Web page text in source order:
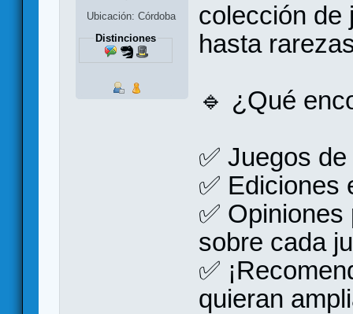
Ubicación: Córdoba
Distinciones
colección de
hasta
🔹 ¿Qué
✅ Juegos
✅ Ediciones
✅
sobre cada
✅
quieran